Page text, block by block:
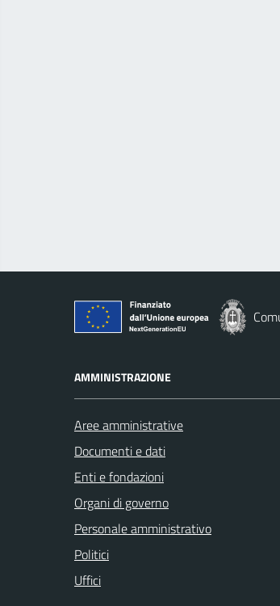
AMMINISTRAZIONE
Aree amministrative
Documenti e dati
Enti e fondazioni
Organi di governo
Personale amministrativo
Politici
Uffici